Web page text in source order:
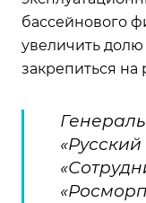
бассейнового
увеличить
закрепиться на